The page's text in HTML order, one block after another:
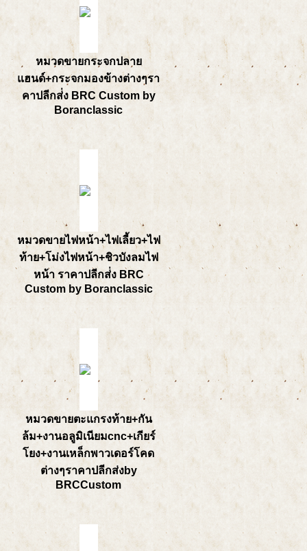
หมวดขายกระจกปลาย
แฮนด์+กระจกมองข้างต่างๆรา
คาปลีกส่่ง BRC Custom by
Boranclassic
หมวดขายไฟหน้า+ไฟเลี้ยว+ไฟ
ท้าย+โม่งไฟหน้า+ชิวบังลมไฟ
หน้า ราคาปลีกส่่ง BRC
Custom by Boranclassic
หมวดขายตะแกรงท้าย+กัน
ล้ม+งานอลูมิเนียมcnc+เกียร์
โยง+งานเหล็กพาวเดอร์โคด
ต่างๆราคาปลีกส่งby
BRCCustom